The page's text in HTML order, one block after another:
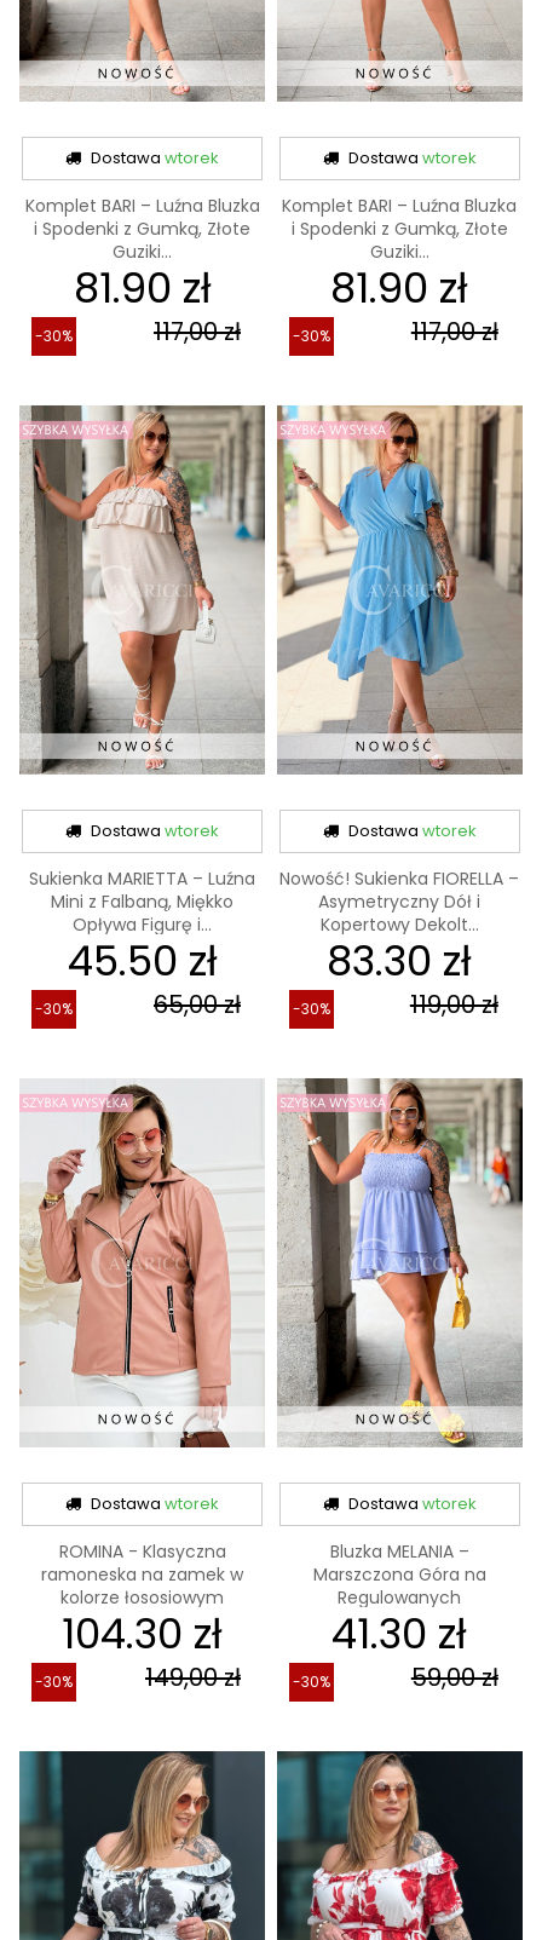
Dostawawtorek
Komplet BARI – Luźna Bluzka
i Spodenki z Gumką, Złote
Guziki...
81.90 zł
117,00 zł
-30%
Dostawa wtorek
Komplet BARI – Luźna Bluzka
i Spodenki z Gumką, Złote
Guziki...
81.90 zł
117,00 zł
-30%
Dostawawtorek
Sukienka MARIETTA – Luźna
Mini z Falbaną, Miękko
Opływa Figurę i...
45.50 zł
65,00 zł
-30%
Dostawa wtorek
Nowość! Sukienka FIORELLA –
Asymetryczny Dół i
Kopertowy Dekolt...
83.30 zł
119,00 zł
-30%
Dostawawtorek
ROMINA - Klasyczna
ramoneska na zamek w
kolorze łososiowym
104.30 zł
149,00 zł
-30%
Dostawa wtorek
Bluzka MELANIA –
Marszczona Góra na
Regulowanych
Ramiączkach,...
41.30 zł
59,00 zł
-30%